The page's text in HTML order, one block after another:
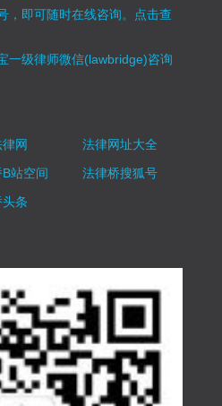
，即可随时在线咨询。 点击查
一级律师微信(lawbridge)咨询
律网
法律网址大全
站空间
法律桥搜狐号
条